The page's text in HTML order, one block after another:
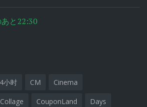
あと22:30
小时 CM Cinema
Collage CouponLand Days